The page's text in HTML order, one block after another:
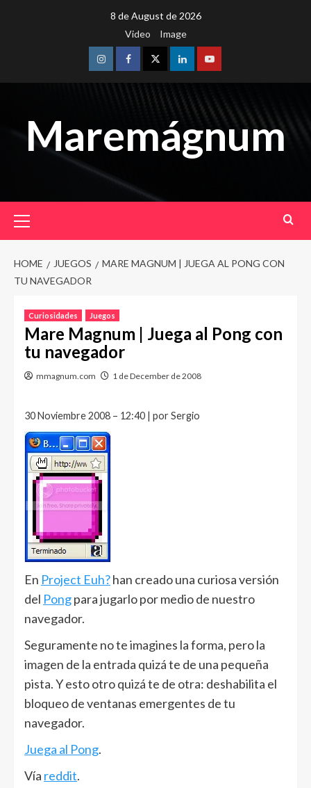
8 de August de 2026
Video
Image
InstagramFacebookTwitterLinkedinYoutube
Maremágnum
Menu
HOME JUEGOS
MARE MAGNUM | JUEGA AL PONG CON
TU NAVEGADOR
Curiosidades Juegos
Mare Magnum | Juega al Pong con
tu navegador
mmagnum.com 1 de December de 2008
30 Noviembre 2008 – 12:40 | por Sergio
En Project Euh?han creado una curiosa versión
del Pongpara jugarlo por medio de nuestro
navegador.
Seguramente no te imagines la forma, pero la
imagen de la entrada quizá te de una pequeña
pista. Y esto otro quizá te de otra: deshabilita el
bloqueo de ventanas emergentes de tu
navegador.
Juega al Pong.
Vía reddit.